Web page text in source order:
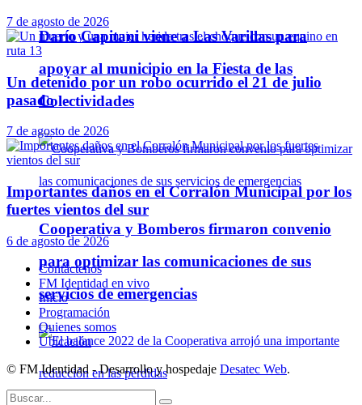
Darío Capitani viene a Las Varillas para
apoyar al municipio en la Fiesta de las
Colectividades
Cooperativa y Bomberos firmaron convenio
para optimizar las comunicaciones de sus
servicios de emergencias
7 de agosto de 2026
Un detenido por un robo ocurrido el 21 de julio
pasado
7 de agosto de 2026
Importantes daños en el Corralón Municipal por los
fuertes vientos del sur
6 de agosto de 2026
Contáctenos
FM Identidad en vivo
Inicio
Programación
Quienes somos
Ubicación
© FM Identidad - Desarrollo y hospedaje Desatec Web.